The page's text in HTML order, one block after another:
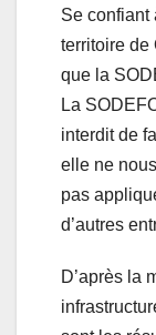
Se confiant
territoire de
que la
La
interdit de
elle ne
pas
d’autres
D’après la